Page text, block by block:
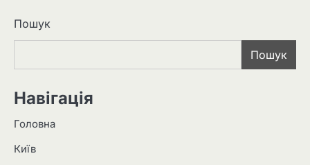
Пошук
Пошук
Навігація
Головна
Київ